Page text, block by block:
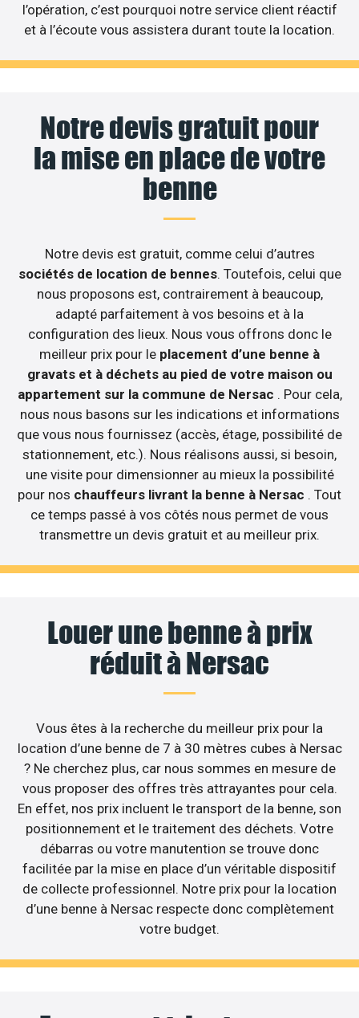
l’opération, c’est pourquoi notre service client réactif
et à l’écoute vous assistera durant toute la location.
Notre devis gratuit pour
la mise en place de votre
benne
Notre devis est gratuit, comme celui d’autres
sociétés de location de bennes. Toutefois, celui que
nous proposons est, contrairement à beaucoup,
adapté parfaitement à vos besoins et à la
configuration des lieux. Nous vous offrons donc le
meilleur prix pour le placement d’une benne à
gravats et à déchets au pied de votre maison ou
appartement sur la commune de Nersac . Pour cela,
nous nous basons sur les indications et informations
que vous nous fournissez (accès, étage, possibilité de
stationnement, etc.). Nous réalisons aussi, si besoin,
une visite pour dimensionner au mieux la possibilité
pour nos chauffeurs livrant la benne à Nersac . Tout
ce temps passé à vos côtés nous permet de vous
transmettre un devis gratuit et au meilleur prix.
Louer une benne à prix
réduit à Nersac
Vous êtes à la recherche du meilleur prix pour la
location d’une benne de 7 à 30 mètres cubes à Nersac
? Ne cherchez plus, car nous sommes en mesure de
vous proposer des offres très attrayantes pour cela.
En effet, nos prix incluent le transport de la benne, son
positionnement et le traitement des déchets. Votre
débarras ou votre manutention se trouve donc
facilitée par la mise en place d’un véritable dispositif
de collecte professionnel. Notre prix pour la location
d’une benne à Nersac respecte donc complètement
votre budget.